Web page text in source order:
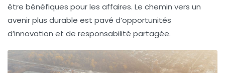
être bénéfiques pour les affaires. Le chemin vers un
avenir plus durable est pavé d’opportunités
d’innovation et de responsabilité partagée.